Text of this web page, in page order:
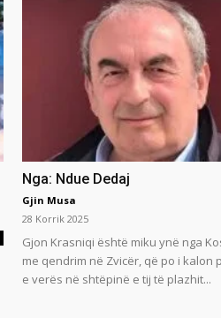
Nga: Ndue Dedaj
Gjin Musa
28 Korrik 2025
Gjon Krasniqi është miku ynë nga
me qendrim në Zvicër, që po i kalon
e verës në shtëpinë e tij të plazhit...